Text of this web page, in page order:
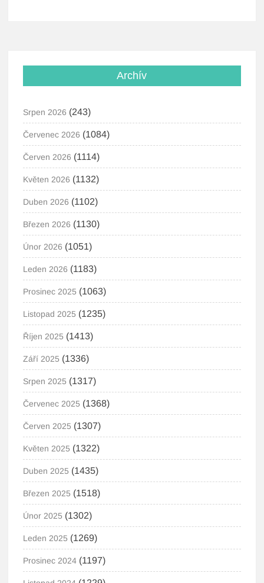
Archív
Srpen 2026 (243)
Červenec 2026 (1084)
Červen 2026 (1114)
Květen 2026 (1132)
Duben 2026 (1102)
Březen 2026 (1130)
Únor 2026 (1051)
Leden 2026 (1183)
Prosinec 2025 (1063)
Listopad 2025 (1235)
Říjen 2025 (1413)
Září 2025 (1336)
Srpen 2025 (1317)
Červenec 2025 (1368)
Červen 2025 (1307)
Květen 2025 (1322)
Duben 2025 (1435)
Březen 2025 (1518)
Únor 2025 (1302)
Leden 2025 (1269)
Prosinec 2024 (1197)